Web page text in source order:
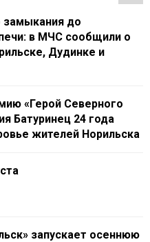
замыкания до
в МЧС сообщили о
Дудинке и
«Герой Северного
Батуринец 24 года
жителей Норильска
запускает осеннюю